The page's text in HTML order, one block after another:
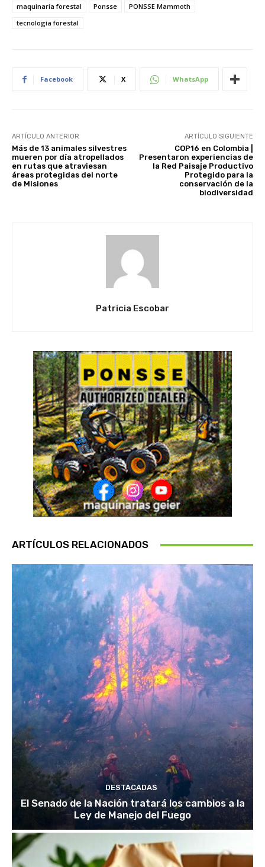
maquinaria forestal Ponsse
PONSSE Mammoth
tecnología forestal
Facebook X WhatsApp
ARTÍCULO ANTERIOR
Más de 13 animales silvestres
mueren por día atropellados
en rutas que atraviesan
áreas protegidas del norte
de Misiones
ARTÍCULO SIGUIENTE
COP16 en Colombia |
Presentaron experiencias de
la Red Paisaje Productivo
Protegido para la
conservación de la
biodiversidad
Patricia Escobar
ARTÍCULOS RELACIONADOS
DESTACADAS
El Senado de la Nación tratará los cambios a la
Ley de Manejo del Fuego